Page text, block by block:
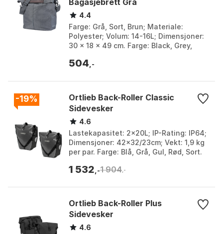
Bagasjebrett Grå
4.4
Farge: Grå, Sort, Brun; Materiale:
Polyester; Volum: 14-16L; Dimensjoner:
30 x 18 x 49 cm. Farge: Black, Grey,
504 ,-
-19%
Ortlieb Back-Roller Classic
Sidevesker
4.6
Lastekapasitet: 2x20L; IP-Rating: IP64;
Dimensjoner: 42x32/23cm; Vekt: 1,9 kg
per par. Farge: Blå, Grå, Gul, Rød, Sort.
1 532 ,-1 904 ,-
Ortlieb Back-Roller Plus
Sidevesker
4.6